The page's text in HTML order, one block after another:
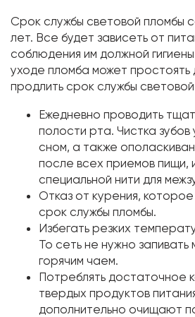
Срок службы световой пломбы
лет. Все будет зависеть от
соблюдения им должной
уходе пломба может простоять
продлить срок службы
Ежедневно проводить
полости рта. Чистка
сном, а также
после всех приемов пищи,
специальной нити для
Отказ от курения,
срок службы пломбы.
Избегать резких
То сеть не нужно
горячим чаем.
Потреблять достаточное
твердых продуктов
дополнительно очищают